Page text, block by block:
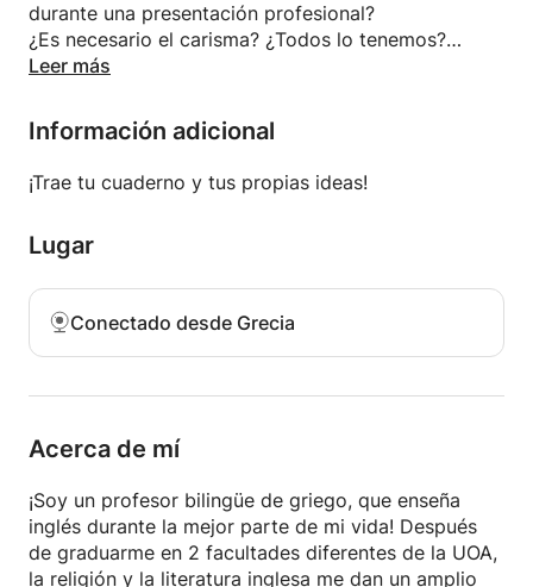
durante una presentación profesional?
¿Es necesario el carisma? ¿Todos lo tenemos?
¿Cómo puedes saber que lo tienes?
hablar en público, hacer una presentación y
venderte a ti mismo?
¿En qué consiste un gran orador público? ¿Cómo
puedes empoderarte más a través de tu mensaje y
¿Qué tiene que ver la intención detrás de tu discurso
que terminas? ¿O con cómo te diriges, incluso miras
a tu audiencia?
¿Cómo puedes usar tu voz para transmitir mejor y
¿Se puede mejorar aún más la articulación si es
necesario?
Venga y descubra más sobre el fascinante mundo
de hablar en público y aumente su confianza con
sus palabras.
Leer más
Información adicional
¡Trae tu cuaderno y tus propias ideas!
Lugar
Conectado desde Grecia
Acerca de mí
¡Soy un profesor bilingüe de griego, que enseña
inglés durante la mejor parte de mi vida! Después
de graduarme en 2 facultades diferentes de la UOA,
la religión y la literatura inglesa me dan un amplio